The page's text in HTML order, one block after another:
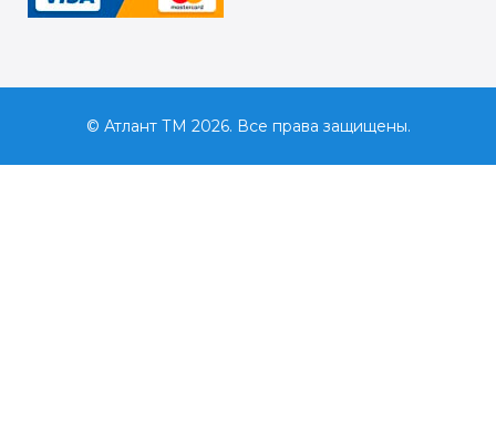
© Атлант ТМ 2026. Все права защищены.